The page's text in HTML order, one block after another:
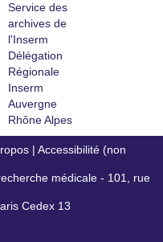
Service des
archives de
l'Inserm
Délégation
Régionale
Inserm
Auvergne
Rhône Alpes
| Accessibilité (non
médicale - 101, rue
Cedex 13